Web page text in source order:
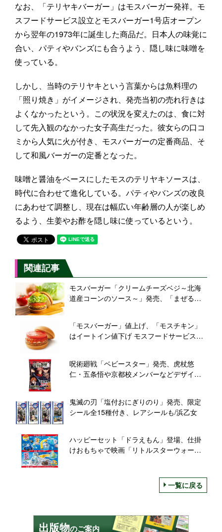
なお、「テリヤキバーガー」はモスバーガー発祥。モ
スフードサービス設立とモスバーガー1号店オープン
から翌年の1973年に誕生した商品だ。日本人の味覚に
合い、パティやバンズにも合うよう、隠し味に味噌を
使っている。
しかし、当時のテリヤキという言葉からは魚料理の
「照り焼き」がイメージされ、発売当初の売れ行きは
よくなかったという。この状況を変えたのは、食に対
して先入観のなかった女子高生だった。彼女らの口コ
ミから人気に火が付き、モスバーガーの定番商品、そ
して和風バーガーの定番となった。
味噌と醤油をベースにしたモスのテリヤキソースは、
時代に合わせて進化している。パティやバンズの改良
にあわせて調整し、現在は幅広い年齢層の人が楽しめ
るよう、生姜やお酢を隠し味に使っているという。
関連記事
モスバーガー「クリームチーズベジ～北海
道産コーンのソース～」発売、「まぜるシ
「モスバーガー」値上げ、「モスチキン」
はイートイン値下げ モスフードサービスが
呪術廻戦「ベビースター」発売、虎杖悠
仁・五条悟や京都校メンバーなどデザイ
鬼滅の刃「塩付おにぎりのり」発売、限定
シール全15種付き、レアシールも/浜乙女
ハッピーセット「ドラえもん」登場、仕掛
けおもちゃで映画「リトルスターウォー
一覧に戻る
出版物のご案内